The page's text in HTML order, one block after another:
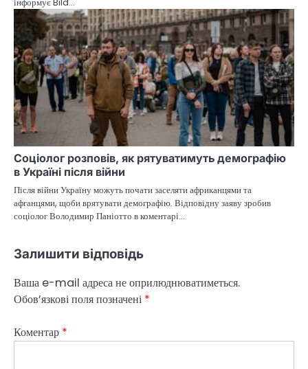
Соціолог розповів, як рятуватимуть демографію
в Україні після війни
Після війни Україну можуть почати заселяти африканцями та
афганцями, щоби врятувати демографію. Відповідну заяву зробив
соціолог Володимир Паніотто в коментарі…
Залишити відповідь
Ваша e-mail адреса не оприлюднюватиметься.
Обов’язкові поля позначені *
Коментар *